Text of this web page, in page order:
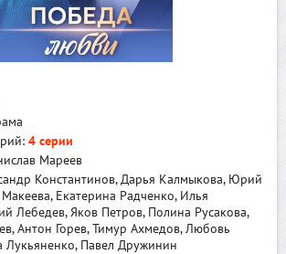
4 серии
Мареев
Константинов, Дарья Калмыкова, Юрий
Екатерина Радченко, Илья
Лебедев, Яков Петров, Полина Русакова,
Антон Горев, Тимур Ахмедов, Любовь
Лукьяненко, Павел Дружинин